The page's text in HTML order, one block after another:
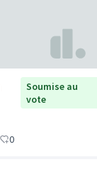
Soumise au
vote
0